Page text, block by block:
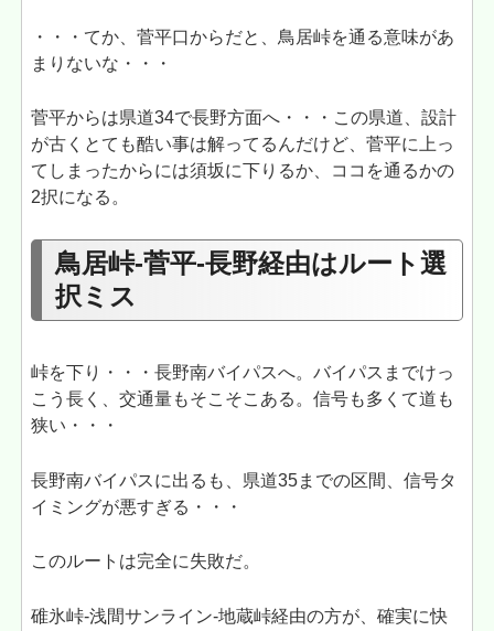
・・・てか、菅平口からだと、鳥居峠を通る意味があ
まりないな・・・
菅平からは県道34で長野方面へ・・・この県道、設計
が古くとても酷い事は解ってるんだけど、菅平に上っ
てしまったからには須坂に下りるか、ココを通るかの
2択になる。
鳥居峠-菅平-長野経由はルート選
択ミス
峠を下り・・・長野南バイパスへ。バイパスまでけっ
こう長く、交通量もそこそこある。信号も多くて道も
狭い・・・
長野南バイパスに出るも、県道35までの区間、信号タ
イミングが悪すぎる・・・
このルートは完全に失敗だ。
碓氷峠-浅間サンライン-地蔵峠経由の方が、確実に快